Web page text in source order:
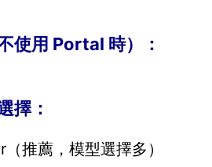
使用 Portal 時）：
擇：
推薦，模型選擇多）